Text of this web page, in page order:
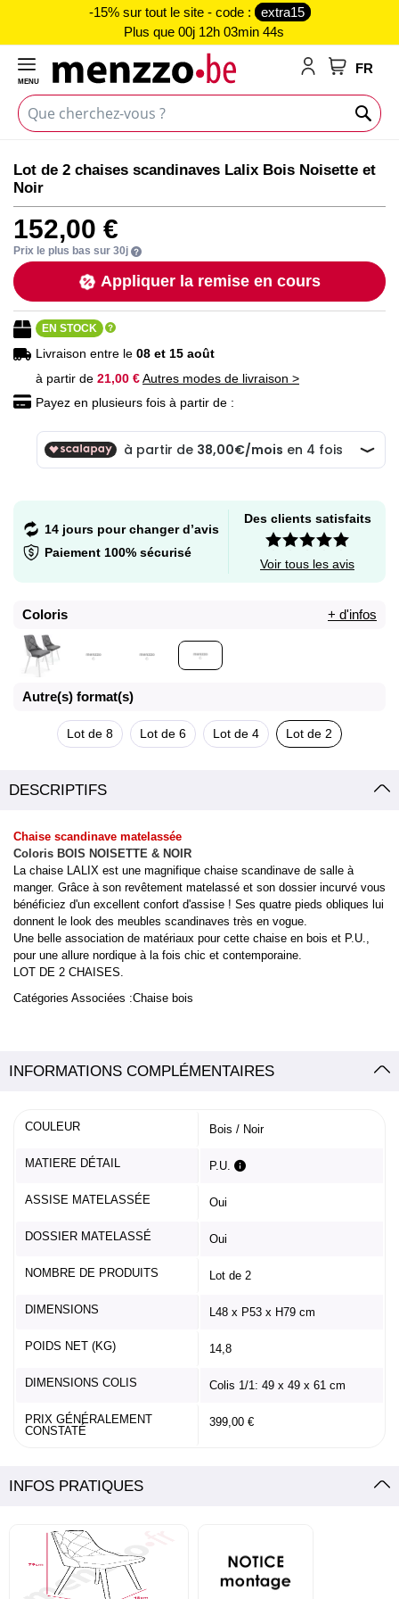
-15% sur tout le site - code :
extra15
Plus que 00j 12h 03min 44s
FR
MENU
à
la
fin
de
la
galerie
d’images
au
début
de
la
Galerie
d’images
Lot de 2 chaises scandinaves Lalix Bois Noisette et
Noir
152,00 €
Prix le plus bas sur 30j
Appliquer la remise en cours
EN STOCK
Livraison entre le 08 et 15 août
à partir de 21,00 €Autres modes de livraison >
Payez en plusieurs fois à partir de :
14 jours pour changer d’avis
Paiement 100% sécurisé
Des clients satisfaits
Voir tous les avis
Coloris + d'infos
Autre(s) format(s)
Lot de 8 Lot de 6 Lot de 4 Lot de 2
DESCRIPTIFS
Chaise scandinave matelassée
Coloris BOIS NOISETTE & NOIR
La chaise LALIX est une magnifique chaise scandinave de salle à
manger. Grâce à son revêtement matelassé et son dossier incurvé vous
bénéficiez d'un excellent confort d'assise ! Ses quatre pieds obliques lui
donnent le look des meubles scandinaves très en vogue.
Une belle association de matériaux pour cette chaise en bois et P.U.,
pour une allure nordique à la fois chic et contemporaine.
LOT DE 2 CHAISES.
Catégories Associées :Chaise bois
INFORMATIONS COMPLÉMENTAIRES
COULEUR Bois / Noir
MATIERE DÉTAIL P.U.
ASSISE MATELASSÉE Oui
DOSSIER MATELASSÉ Oui
NOMBRE DE PRODUITS Lot de 2
DIMENSIONS L48 x P53 x H79 cm
POIDS NET (KG) 14,8
DIMENSIONS COLIS Colis 1/1: 49 x 49 x 61 cm
PRIX GÉNÉRALEMENT
CONSTATÉ
399,00 €
INFOS PRATIQUES